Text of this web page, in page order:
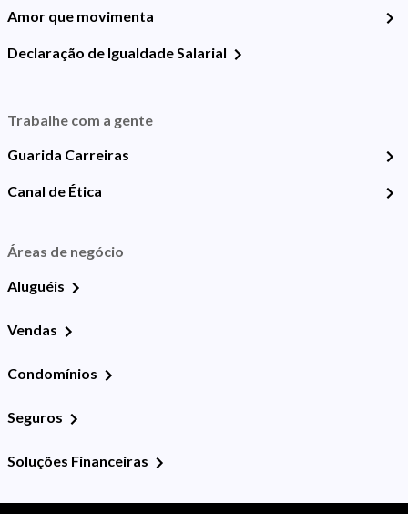
Amor que movimenta
Declaração de Igualdade Salarial
Trabalhe com a gente
Guarida Carreiras
Canal de Ética
Áreas de negócio
Aluguéis
Vendas
Condomínios
Seguros
Soluções Financeiras